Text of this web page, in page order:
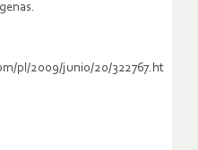
pl/2009/junio/20/322767.ht